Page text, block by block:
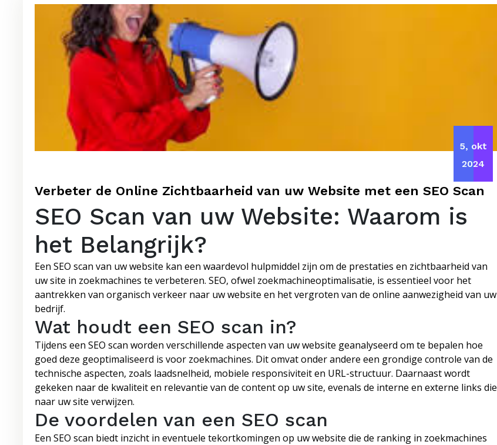
5, okt
2024
Verbeter de Online Zichtbaarheid van uw Website met een SEO Scan
SEO Scan van uw Website: Waarom is
het Belangrijk?
Een SEO scan van uw website kan een waardevol hulpmiddel zijn om de prestaties en zichtbaarheid van
uw site in zoekmachines te verbeteren. SEO, ofwel zoekmachineoptimalisatie, is essentieel voor het
aantrekken van organisch verkeer naar uw website en het vergroten van de online aanwezigheid van uw
bedrijf.
Wat houdt een SEO scan in?
Tijdens een SEO scan worden verschillende aspecten van uw website geanalyseerd om te bepalen hoe
goed deze geoptimaliseerd is voor zoekmachines. Dit omvat onder andere een grondige controle van de
technische aspecten, zoals laadsnelheid, mobiele responsiviteit en URL-structuur. Daarnaast wordt
gekeken naar de kwaliteit en relevantie van de content op uw site, evenals de interne en externe links die
naar uw site verwijzen.
De voordelen van een SEO scan
Een SEO scan biedt inzicht in eventuele tekortkomingen op uw website die de ranking in zoekmachines